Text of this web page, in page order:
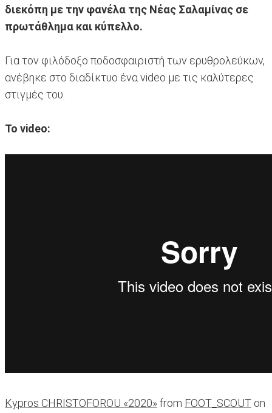
διεκόπη με την φανέλα της Νέας Σαλαμίνας σε
πρωτάθλημα και κύπελλο.
Για τον φιλόδοξο ποδοσφαιριστή των ερυθρολεύκων,
ανέβηκε στο διαδίκτυο ένα video με τις καλύτερες
στιγμές του.
Το video:
Kypros CHRISTOFOROU «2020»from FOOT_SCOUT on